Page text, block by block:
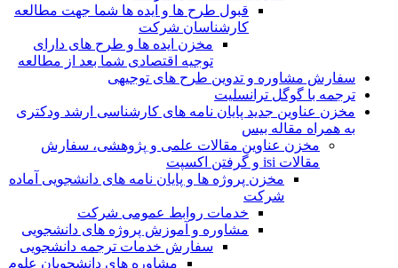
قبول طرح ها و ایده ها شما جهت مطالعه
کارشناسان شرکت
مخزن ایده ها و طرح های دارای
توجیه اقتصادی شما بعد از مطالعه
سفارش مشاوره و تدوین طرح های توجیهی
ترجمه با گوگل ترانسلیت
مخزن عناوین جدید پایان نامه های کارشناسی ارشد ودکتری
به همراه مقاله بیس
مخزن عناوین مقالات علمی و پژوهشی، سفارش
مقالات isi و گرفتن اکسپت
مخزن پروژه ها و پایان نامه های دانشجویی آماده
شرکت
خدمات روابط عمومی شرکت
مشاوره و آموزش پروژه های دانشجویی
سفارش خدمات ترجمه دانشجویی
مشاوره های دانشجویان علوم